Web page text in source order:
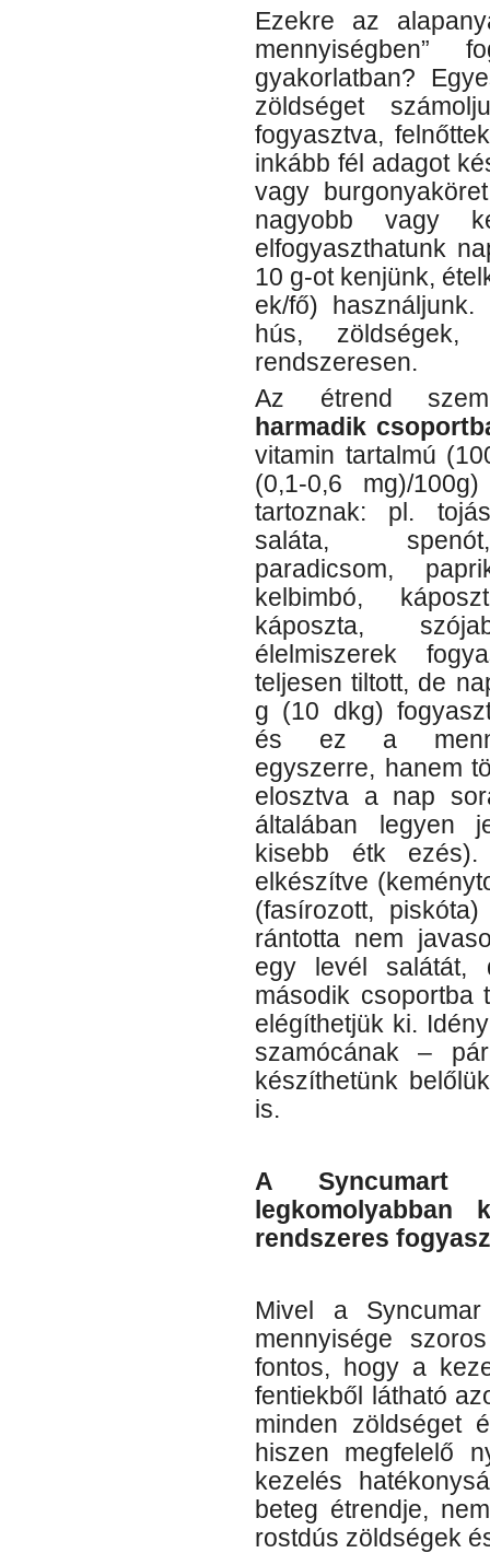
Ezekre az
gyakorlatban?
zöldséget
fogyasztva,
inkább fél adagot
vagy
nagyobb vagy
elfogyaszthatunk
10 g-ot kenjünk,
ek/fő)
hús,
rendszeresen.
Az étrend
harmadik
vitamin tartalmú
(0,1-0,6 mg)/
tartoznak: pl.
saláta,
paradicsom,
kelbimbó,
káposzta,
élelmiszerek
teljesen tiltott, de
g (10 dkg)
és ez a
egyszerre, hanem
elosztva a nap
általában legyen
kisebb étk ezés).
elkészítve
(fasírozott,
rántotta nem
egy levél salátát,
második csoportba
elégíthetjük ki.
szamócának –
készíthetünk
is.
A Syncumart
legkomolyabban
rendszeres
Mivel a
mennyisége
fontos, hogy a
fentiekből látható
minden zöldséget
hiszen megfelelő
kezelés
beteg étrendje,
rostdús zöldségek